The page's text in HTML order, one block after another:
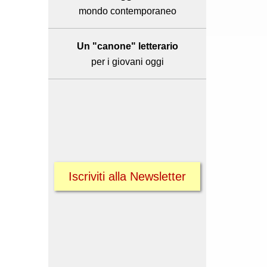
mondo contemporaneo
Un "canone" letterario
per i giovani oggi
Iscriviti alla Newsletter